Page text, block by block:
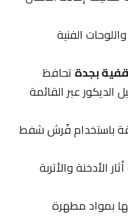
الفنية
بجدةتحافظ
عبر القائمة
باستخدام فُرش شفط
والأتربة
بمواد مطهرة